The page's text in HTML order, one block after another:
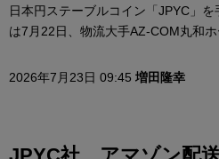
日本円ステーブルコイン「JPYC」を
は7月22日、物流大手AZ-COM丸和ホ
2026年7月23日 09:45 増田隆幸